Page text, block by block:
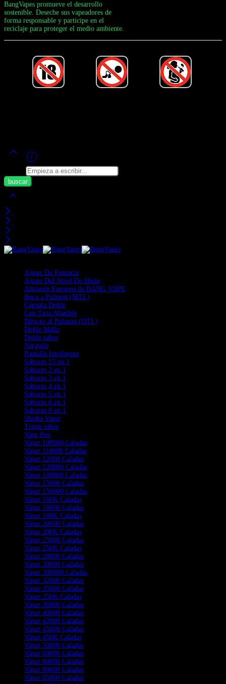
BangVapes promueve el desarrollo
sostenible. Deseche sus vapeadores de
forma responsable y participe en el
reciclaje para proteger el medio ambiente.
Ajuste De Potencia
Ajuste Del Nivel De Hielo
Almacén Europeo de BANG VAPE
Boca a Pulmón (MTL)
Cápsula Doble
Con Tapa Abatible
Directo al Pulmón (DTL)
Doble Malla
Doble sabor
Narguile
Pantalla Inteligente
Sabores 15 en 1
Sabores 2 en 1
Sabores 3 en 1
Sabores 4 en 1
Sabores 5 en 1
Sabores 6 en 1
Sabores 8 en 1
Shisha Vaper
Triple sabor
Vape Pen
Vaper 100000 Caladas
Vaper 110000 Caladas
Vaper 12000 Caladas
Vaper 120000 Caladas
Vaper 140000 Caladas
Vaper 15000 Caladas
Vaper 150000 Caladas
Vaper 160K Caladas
Vaper 18000 Caladas
Vaper 180K Caladas
Vaper 20000 Caladas
Vaper 200K Caladas
Vaper 25000 Caladas
Vaper 250K Caladas
Vaper 28000 Caladas
Vaper 30000 Caladas
Vaper 300000 Caladas
Vaper 32000 Caladas
Vaper 35000 Caladas
Vaper 350K Caladas
Vaper 36000 Caladas
Vaper 40000 Caladas
Vaper 42000 Caladas
Vaper 45000 Caladas
Vaper 450K Caladas
Vaper 50000 Caladas
Vaper 60000 Caladas
Vaper 80000 Caladas
Vaper 80000 Caladas
Vaper 85000 Caladas